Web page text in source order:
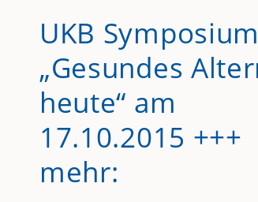
UKB Symposium
„Gesundes
heute“ am
17.10.2015 +++
mehr: